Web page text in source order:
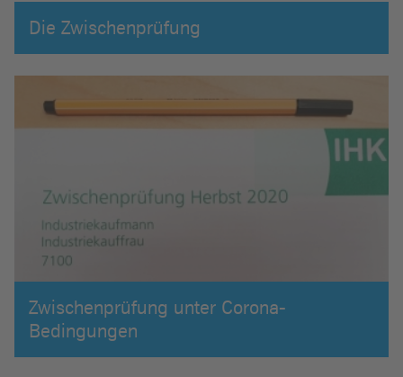
Die Zwischenprüfung
Zwischenprüfung unter Corona-
Bedingungen